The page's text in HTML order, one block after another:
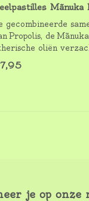
gecombineerde
Propolis, de
oliën
keel en
en de
je op onze